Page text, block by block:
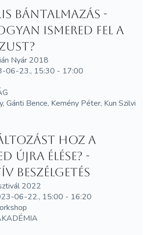
bántalmazás -
ismered fel a
Nyár 2018
06-23., 15:30 - 17:00
Gánti Bence, Kemény Péter, Kun Szilvi
hoz a
újra élése? -
beszélgetés
2022
06-22., 15:00 - 16:20